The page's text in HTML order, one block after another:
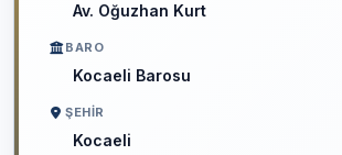
Av. Oğuzhan Kurt
BARO
Kocaeli Barosu
ŞEHIR
Kocaeli